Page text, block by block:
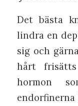
Det bästa
lindra en
sig och
hårt
hormon